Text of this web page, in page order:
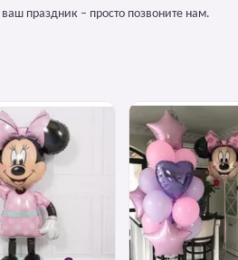
праздник – просто позвоните нам.